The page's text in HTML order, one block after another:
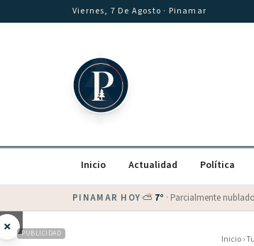
Saltar al contenidoViernes, 7 De Agosto · Pinamar
Inicio Actualidad Política
PINAMAR HOY·💵 Dólar blue$1530 · oficial $
× PUBLICIDAD Inicio›